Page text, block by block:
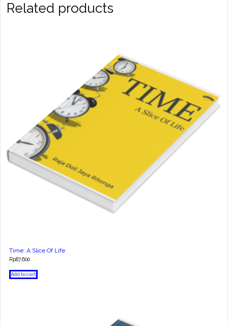
Related products
Time: A Slice Of Life
Rp87.600
Add to cart